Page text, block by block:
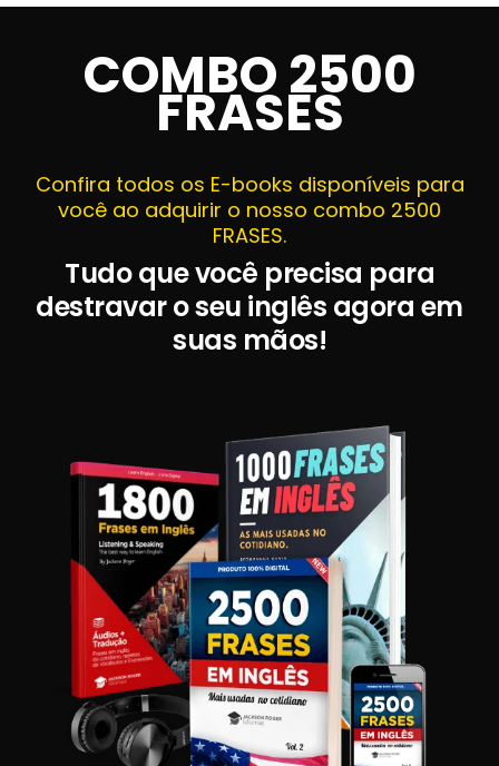
COMBO 2500
FRASES
Confira todos os E-books disponíveis para
você ao adquirir o nosso combo 2500
FRASES.
Tudo que você precisa para
destravar o seu inglês agora em
suas mãos!